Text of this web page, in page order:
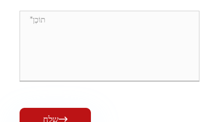
שלח